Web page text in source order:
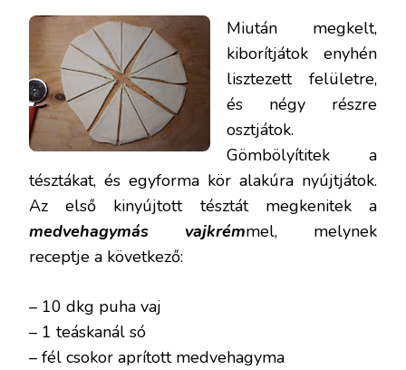
Miután megkelt,
kiborítjátok enyhén
lisztezett felületre,
és négy részre
osztjátok.
Gömbölyítitek a
tésztákat, és egyforma kör alakúra nyújtjátok.
Az első kinyújtott tésztát megkenitek a
medvehagymás vajkrémmel, melynek
receptje a következő:
– 10 dkg puha vaj
– 1 teáskanál só
– fél csokor aprított medvehagyma